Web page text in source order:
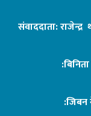
संवाददाता: राजेन्द्र
:बिनिता
:जिबन